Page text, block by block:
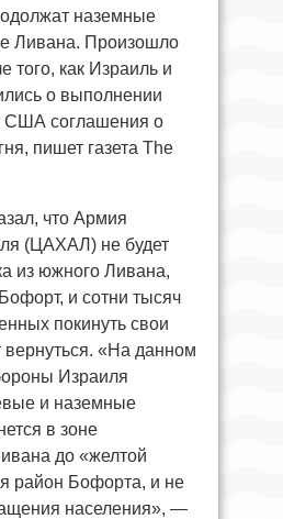
наземные
Ливана. Произошло
того, как Израиль и
о выполнении
США соглашения о
пишет газета The
что Армия
(ЦАХАЛ) не будет
из южного Ливана,
и сотни тысяч
покинуть свои
вернуться. «На данном
Израиля
и наземные
в зоне
до «желтой
район Бофорта, и не
населения», —